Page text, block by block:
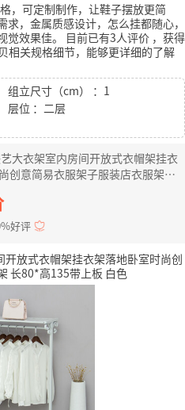
，可定制制作，让鞋子摆放更简
，金属质感设计，怎么挂都随心，
效果佳。
目前已有3人评价 ，获得
相关规格细节，能够更详细的了解
组立尺寸（cm） ：1
层位 ：二层
大衣架室内房间开放式衣帽架挂衣
创意简易衣服架子服装店衣服架展
带上板 黑色
好评
放式衣帽架挂衣架落地卧室时尚创
长80*高135带上板 白色